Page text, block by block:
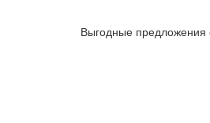
Отзывы об авиакомпаниях
Отзывы об аэропортах
Выгодные предложения